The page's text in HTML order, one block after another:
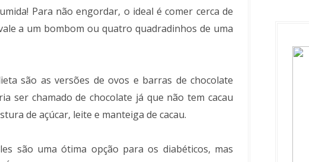
Para não engordar, o ideal é comer cerca de
a um bombom ou quatro quadradinhos de uma
são as versões de ovos e barras de chocolate
ser chamado de chocolate já que não tem cacau
de açúcar, leite e manteiga de cacau.
são uma ótima opção para os diabéticos, mas